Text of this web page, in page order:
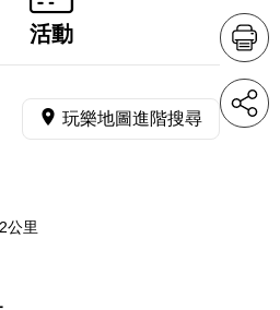
活動
玩樂地圖進階搜尋
公里